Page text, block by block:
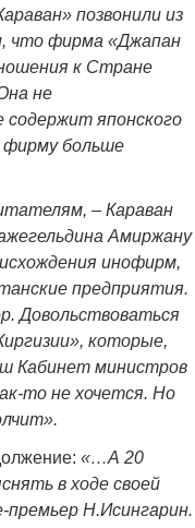
позвонили из
что фирма «Джапан
к Стране
не
содержит японского
больше
– Караван
Амиржану
инофирм,
предприятия.
Довольствоваться
которые,
Кабинет министров
то не хочется. Но
«…А 20
в ходе своей
премьер Н.Исингарин.